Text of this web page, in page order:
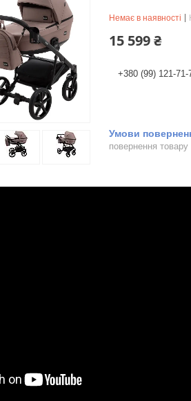
Немає в наявності
15 599 ₴
+380 (99) 121-71-
повернення товару